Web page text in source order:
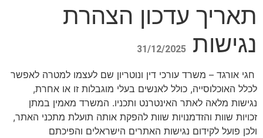
תאריך עדכון הצהרת
נגישות
31/12/2025
חגי אורגד – משרד עורכי דין ונוטריון שם לעצמו למטרה לאפשר
לכלל האוכלוסייה, כולל לאנשים בעלי מוגבלות זו או אחרת,
נגישות מלאה לאתר האינטרנט ותכניו. המשרד מאמין במתן
זכויות שוות והזדמנויות שוות להפקת אותה תועלת מתכני האתר,
ולכן פועל לקידום נגישות האתרים הישראלים והפיכתם